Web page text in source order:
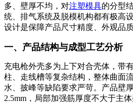
多、壁厚不均，对注塑模具的分型
统、排气系统及脱模机构都有极高
设计是保障产品尺寸精度、外观品
一、产品结构与成型工艺分析
充电枪外壳多为上下对合壳体，带
柱、走线槽等复杂结构，整体曲面
水、披峰等缺陷要求严苛。产品壁
2.5mm，局部加强筋厚度不大于主